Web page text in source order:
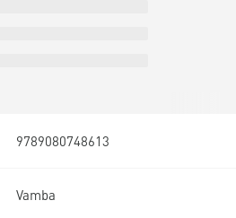
9789080748613
Vamba